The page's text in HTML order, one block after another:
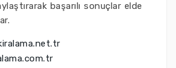
başarılı sonuçlar elde